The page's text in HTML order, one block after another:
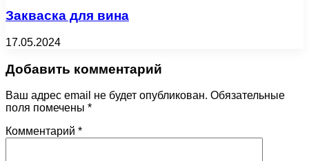
Закваска для вина
17.05.2024
Добавить комментарий
Ваш адрес email не будет опубликован. Обязательные
поля помечены *
Комментарий *